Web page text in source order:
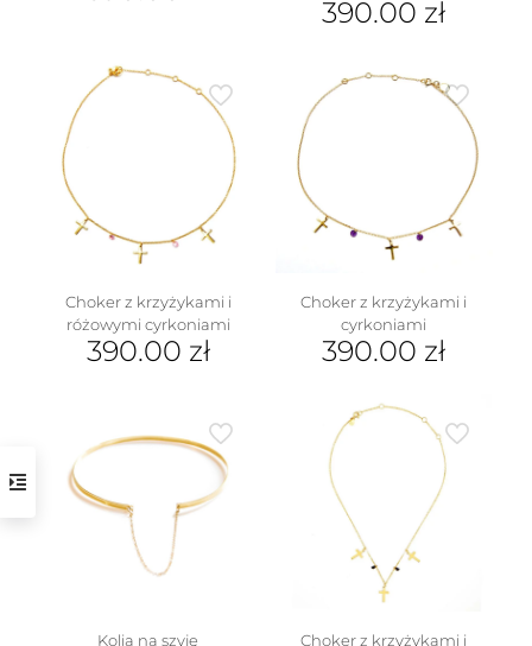
390.00 zł
Choker z krzyżykami i
różowymi cyrkoniami
390.00 zł
Choker z krzyżykami i
cyrkoniami
390.00 zł
Kolia na szyję
Choker z krzyżykami i